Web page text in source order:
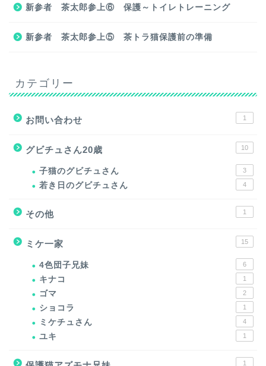
新参者 茶太郎参上⑥ 保護～トイレトレーニング
新参者 茶太郎参上⑤ 茶トラ猫保護前の準備
カテゴリー
お問い合わせ 1
グビチュさん20歳 10
子猫のグビチュさん 3
若き日のグビチュさん 4
その他 1
ミケ一家 15
4色団子兄妹 6
キナコ 1
ゴマ 2
ショコラ 1
ミケチュさん 4
ユキ 1
1